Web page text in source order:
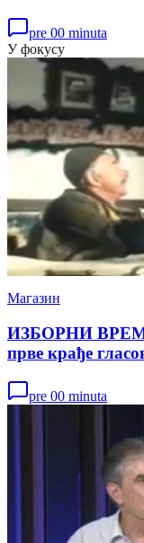
pre 00 minuta
У фокусу
Магазин
ИЗБОРНИ
прве крађе
pre 00 minuta